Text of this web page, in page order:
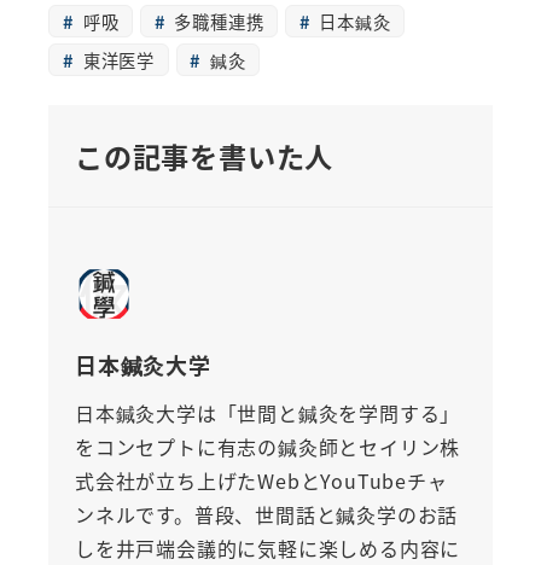
呼吸
多職種連携
日本鍼灸
東洋医学
鍼灸
この記事を書いた人
日本鍼灸大学
日本鍼灸大学は「世間と鍼灸を学問する」
をコンセプトに有志の鍼灸師とセイリン株
式会社が立ち上げたWebとYouTubeチャ
ンネルです。普段、世間話と鍼灸学のお話
しを井戸端会議的に気軽に楽しめる内容に